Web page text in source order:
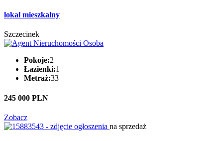
lokal mieszkalny
Szczecinek
Pokoje:2
Łazienki:1
Metraż:33
245 000 PLN
Zobacz
na sprzedaż